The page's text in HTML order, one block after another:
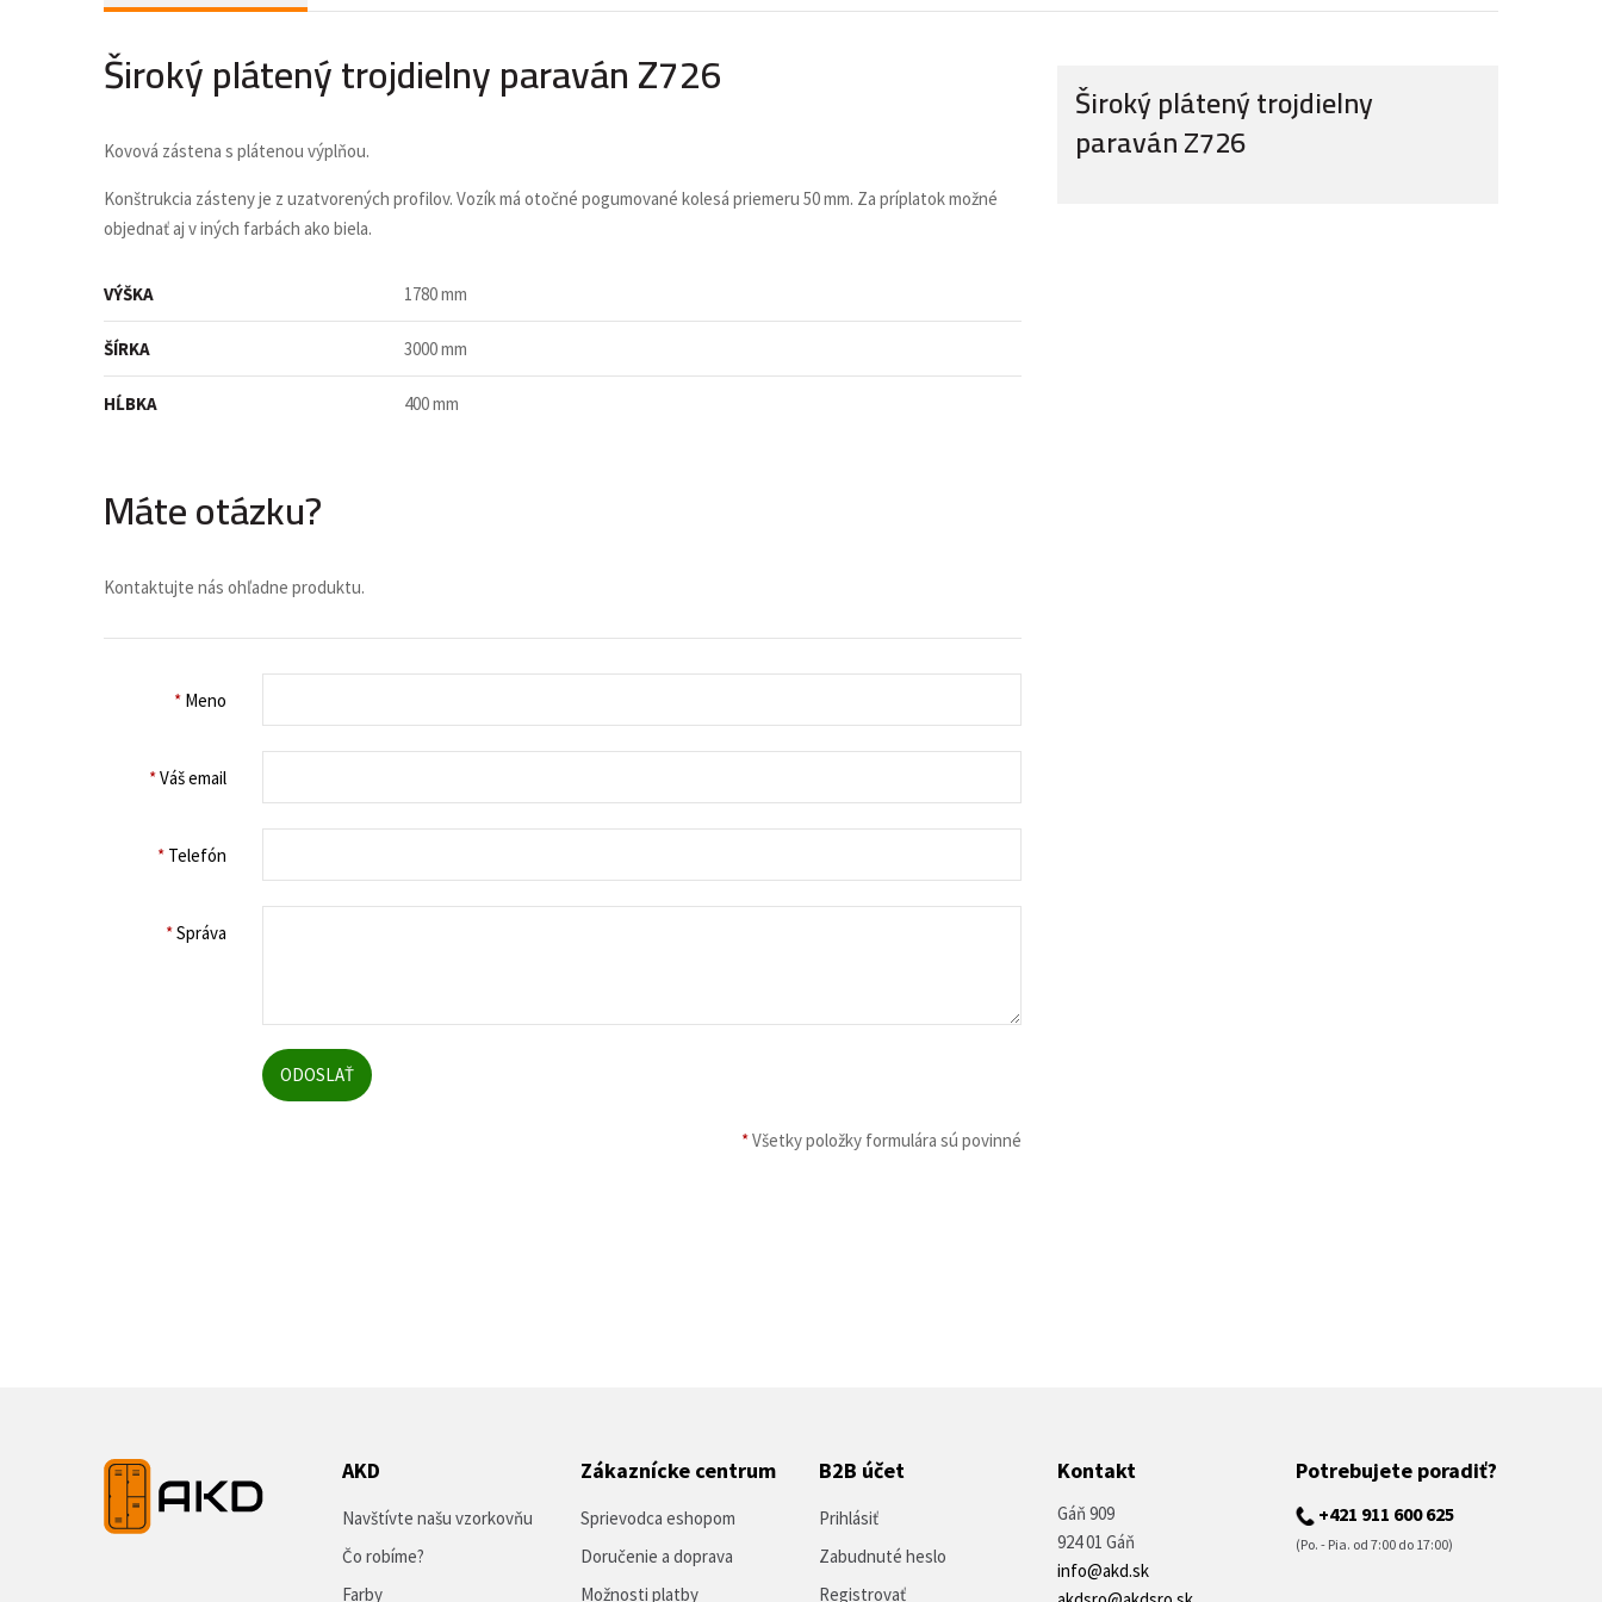
Široký plátený trojdielny paraván Z726
Kovová zástena s plátenou výplňou.
Konštrukcia zásteny je z uzatvorených profilov. Vozík má otočné pogumované kolesá priemeru 50 mm. Za príplatok možné
objednať aj v iných farbách ako biela.
VÝŠKA 1780 mm
ŠÍRKA 3000 mm
HĹBKA 400 mm
Široký plátený trojdielny
paraván Z726
Máte otázku?
Kontaktujte nás ohľadne produktu.
* Meno
*Váš email
* Telefón
*Správa
*Všetky položky formulára sú povinné
AKD
Navštívte našu vzorkovňu
Čo robíme?
Farby
Zákaznícke centrum
Sprievodca eshopom
Doručenie a doprava
Možnosti platby
B2B účet
Prihlásiť
Zabudnuté heslo
Registrovať
Kontakt
Gáň 909
924 01 Gáň
info@akd.sk
Potrebujete poradiť?
+421 911 600 625
(Po. - Pia. od 7:00 do 17:00)